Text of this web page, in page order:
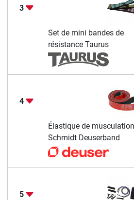
3
Set de mini bandes de
résistance Taurus
4
Élastique de musculation
Schmidt Deuserband
5